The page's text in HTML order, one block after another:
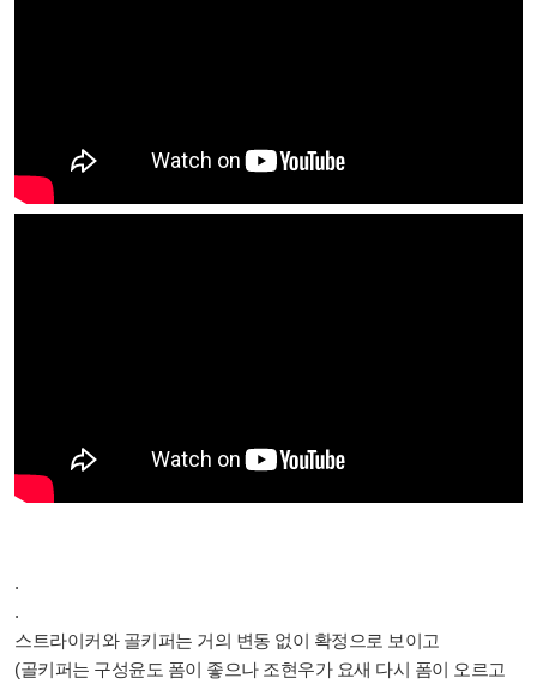
.
.
스트라이커와 골키퍼는 거의 변동 없이 확정으로 보이고
(골키퍼는 구성윤도 폼이 좋으나 조현우가 요새 다시 폼이 오르고